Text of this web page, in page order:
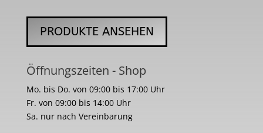
PRODUKTE ANSEHEN
Öffnungszeiten - Shop
Mo. bis Do. von 09:00 bis 17:00 Uhr
Fr. von 09:00 bis 14:00 Uhr
Sa. nur nach Vereinbarung